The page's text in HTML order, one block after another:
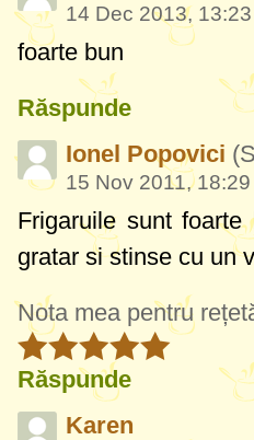
14 Dec 2013, 13:23
foarte bun
Răspunde
Ionel Popovici
15 Nov 2011, 18:29
Frigaruile sunt
gratar si stinse cu un
Nota mea pentru
Răspunde
Karen